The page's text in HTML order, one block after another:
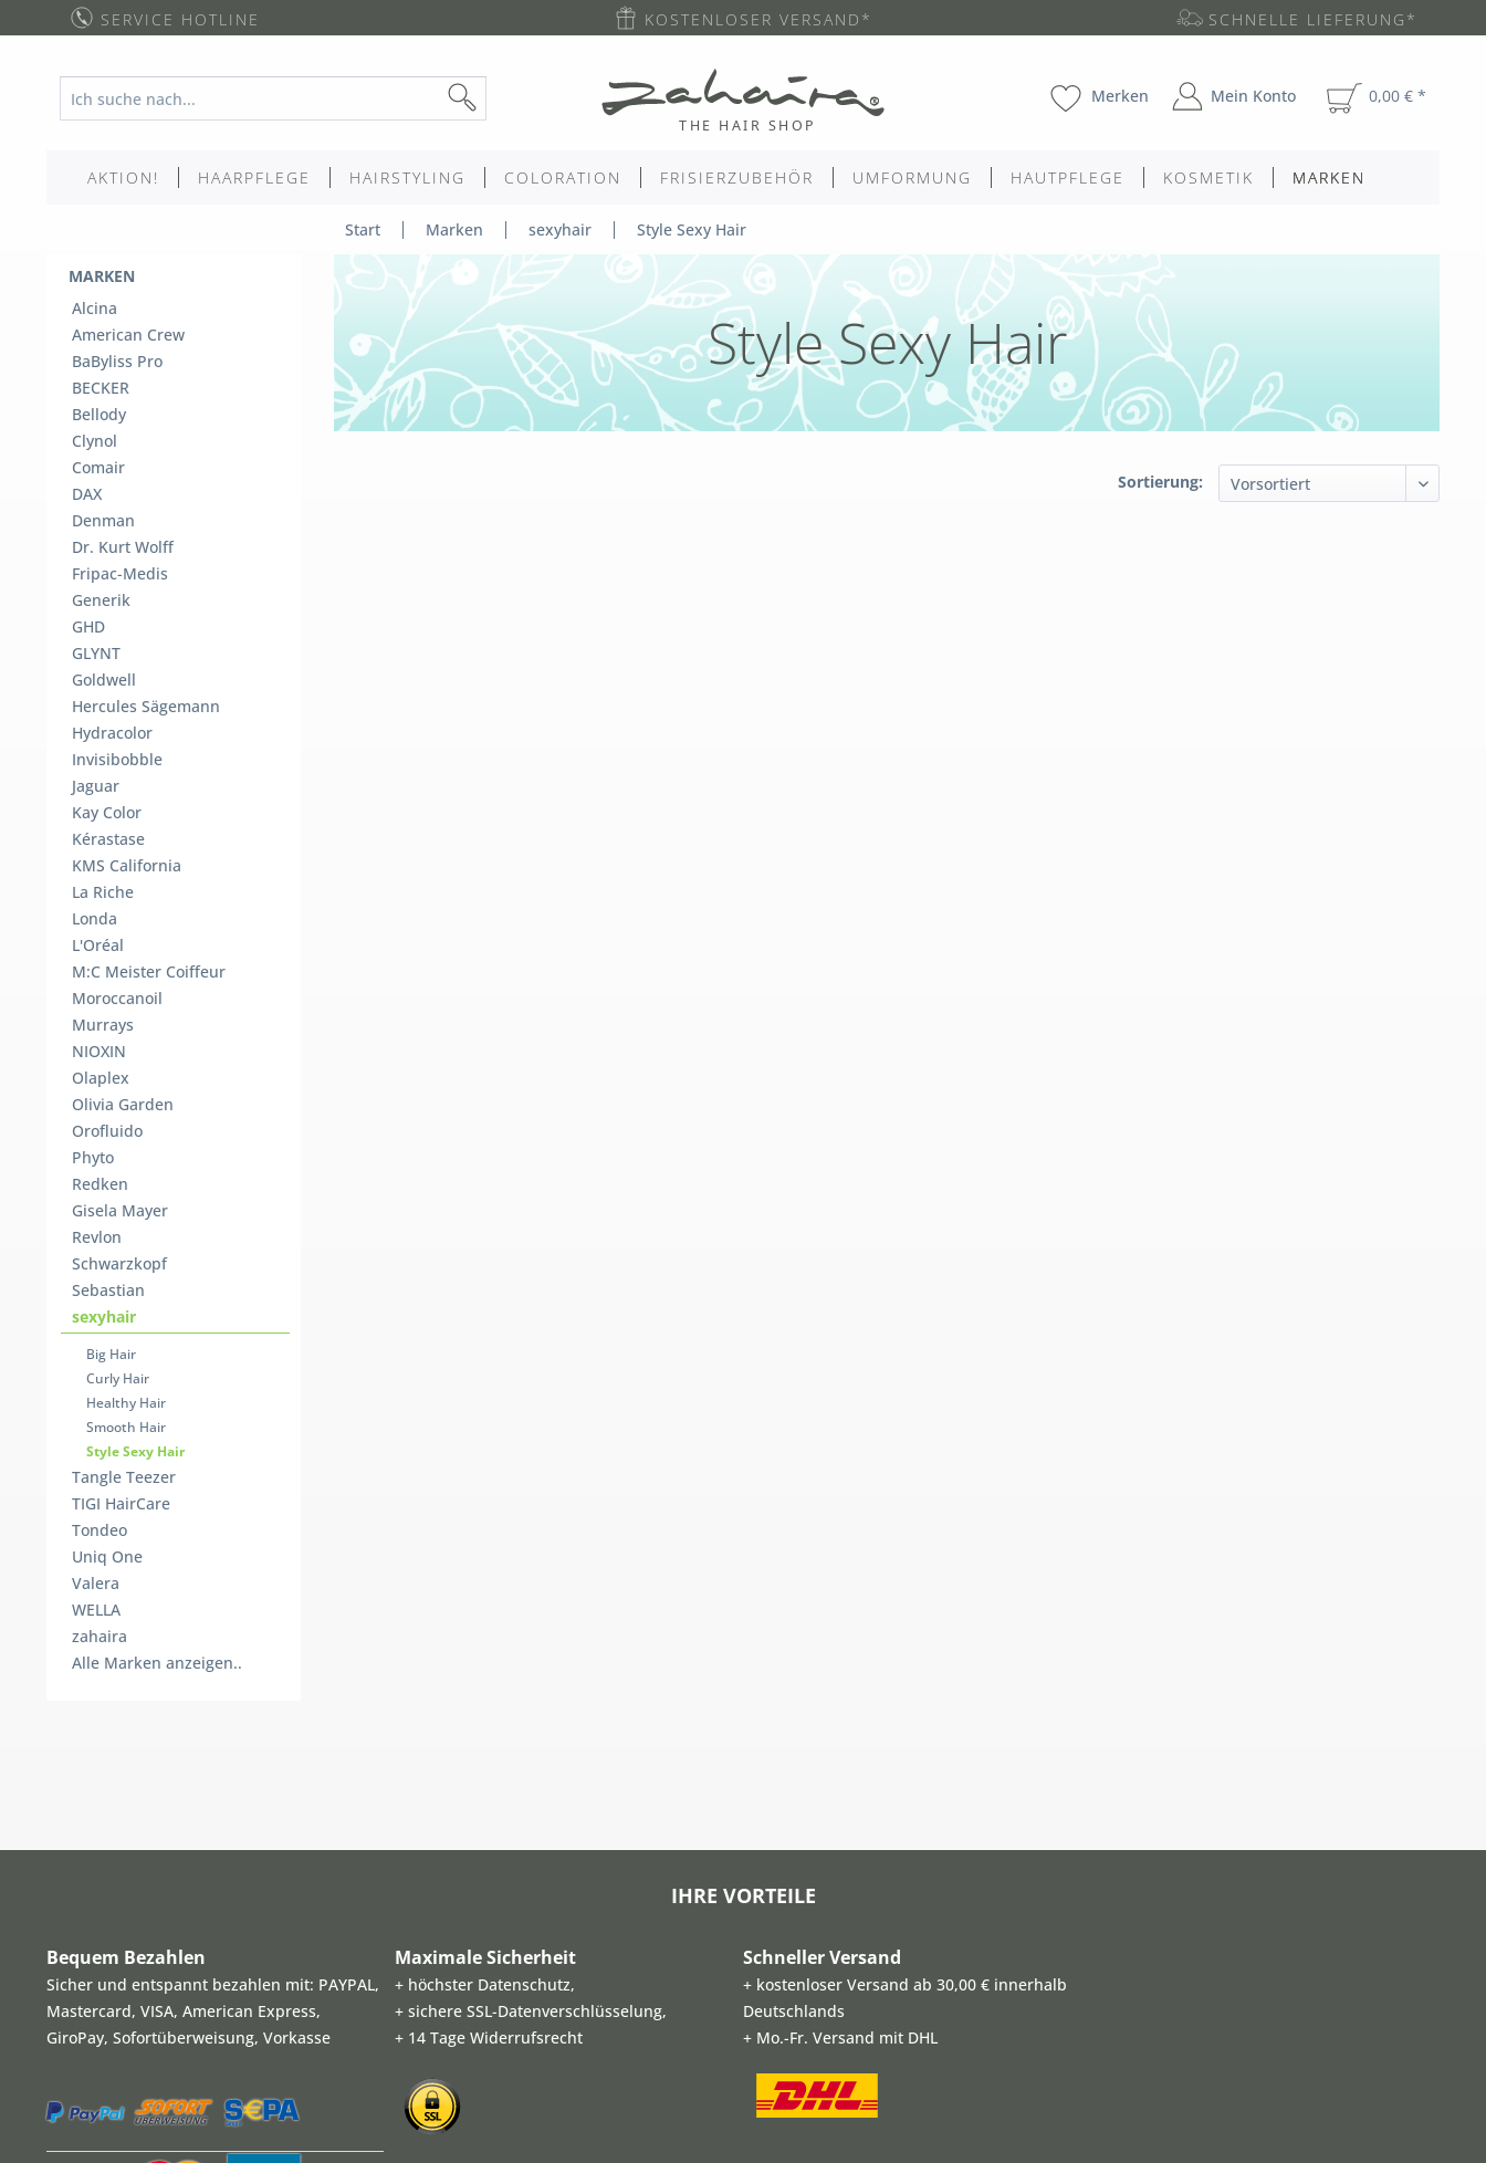
SERVICE HOTLINE KOSTENLOSER VERSAND* SCHNELLE LIEFERUNG*
Merken Mein Konto 0,00 € *
AKTION! HAARPFLEGE HAIRSTYLING COLORATION FRISIERZUBEHÖR UMFORMUNG HAUTPFLEGE KOSMETIK MARKEN
MARKEN
Alcina
American Crew
BaByliss Pro
BECKER
Bellody
Clynol
Comair
DAX
Denman
Dr. Kurt Wolff
Fripac-Medis
Generik
GHD
GLYNT
Goldwell
Hercules Sägemann
Hydracolor
Invisibobble
Jaguar
Kay Color
Kérastase
KMS California
La Riche
Londa
L'Oréal
M:C Meister Coiffeur
Moroccanoil
Murrays
NIOXIN
Olaplex
Olivia Garden
Orofluido
Phyto
Redken
Gisela Mayer
Revlon
Schwarzkopf
Sebastian
sexyhair
Big Hair
Curly Hair
Healthy Hair
Smooth Hair
Style Sexy Hair
Tangle Teezer
TIGI HairCare
Tondeo
Uniq One
Valera
WELLA
zahaira
Alle Marken anzeigen..
Start Marken sexyhair Style Sexy Hair
Style Sexy Hair
Sortierung:
IHRE VORTEILE
Bequem Bezahlen
Sicher und entspannt bezahlen mit: PAYPAL,
Mastercard, VISA, American Express,
GiroPay, Sofortüberweisung, Vorkasse
Maximale Sicherheit
+ höchster Datenschutz,
+ sichere SSL-Datenverschlüsselung,
+ 14 Tage Widerrufsrecht
Schneller Versand
+ kostenloser Versand ab 30,00 € innerhalb
Deutschlands
+ Mo.-Fr. Versand mit DHL